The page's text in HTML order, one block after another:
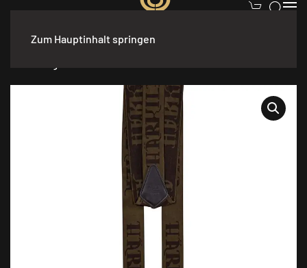
Zum Hauptinhalt springen
Accessoires Gürtel & Hosenträger